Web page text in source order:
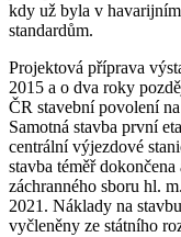
kdy už byla v
standardům.
Projektová příprava
2015 a o dva roky
ČR stavební povolení
Samotná stavba první
centrální výjezdové
stavba téměř
záchranného sboru hl.
2021. Náklady na
vyčleněny ze státního